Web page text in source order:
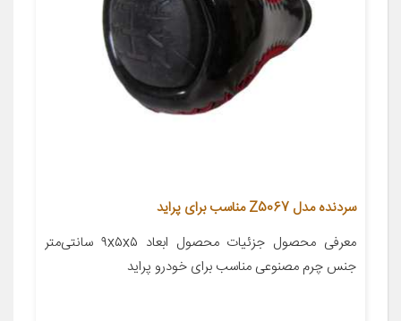
سردنده مدل Z5067 مناسب برای پراید
معرفی محصول جزئیات محصول ابعاد ۹x۵x۵ سانتی‌متر
جنس چرم مصنوعی مناسب برای خودرو پراید